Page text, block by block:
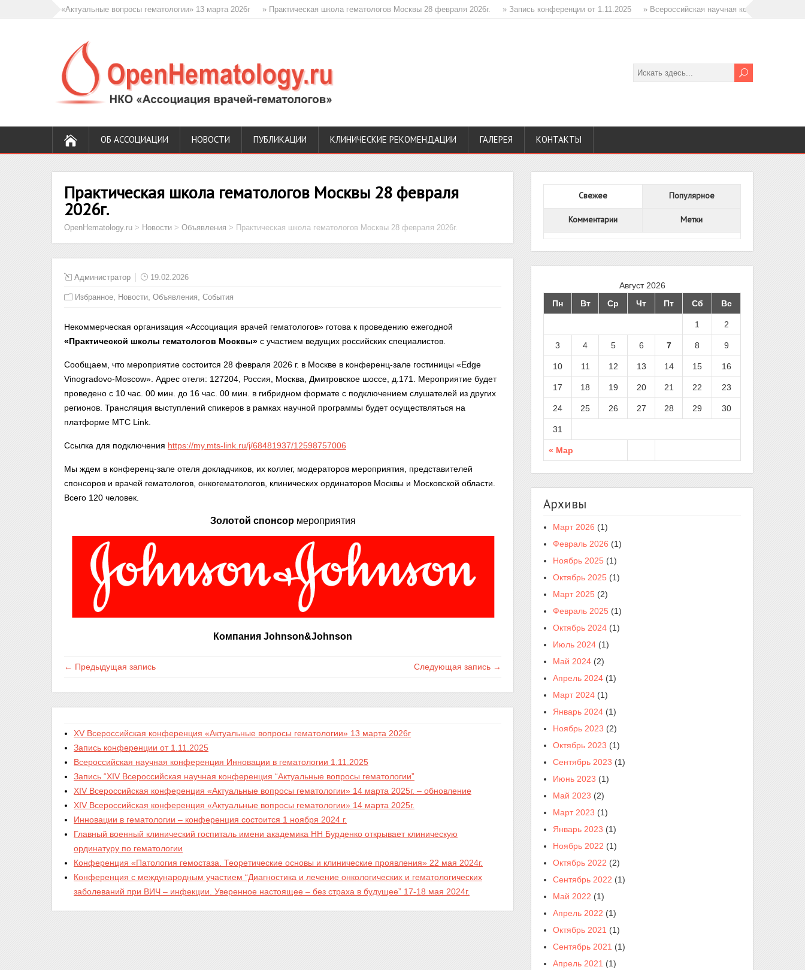
«Актуальные вопросы гематологии» 13 марта 2026г » Практическая школа гематологов Москвы 28 февраля 2026г. » Запись конференции от 1.11.2025 » Всероссийская научная конференция
ОБ АССОЦИАЦИИ НОВОСТИ ПУБЛИКАЦИИ КЛИНИЧЕСКИЕ РЕКОМЕНДАЦИИ ГАЛЕРЕЯ КОНТАКТЫ
Практическая школа гематологов Москвы 28 февраля
2026г.
OpenHematology.ru > Новости > Объявления > Практическая школа гематологов Москвы 28 февраля 2026г.
Администратор 19.02.2026
Избранное Новости Объявления События
Некоммерческая организация «Ассоциация врачей гематологов» готова к проведению ежегодной
«Практической школы гематологов Москвы» с участием ведущих российских специалистов.
Сообщаем, что мероприятие состоится 28 февраля 2026 г. в Москве в конференц-зале гостиницы «Edge
Vinogradovo-Moscow». Адрес отеля: 127204, Россия, Москва, Дмитровское шоссе, д.171. Мероприятие будет
проведено с 10 час. 00 мин. до 16 час. 00 мин. в гибридном формате с подключением слушателей из других
регионов. Трансляция выступлений спикеров в рамках научной программы будет осуществляться на
платформе MТС Link.
Ссылка для подключения https://my.mts-link.ru/j/68481937/12598757006
Мы ждем в конференц-зале отеля докладчиков, их коллег, модераторов мероприятия, представителей
спонсоров и врачей гематологов, онкогематологов, клинических ординаторов Москвы и Московской области.
Всего 120 человек.
Золотой спонсормероприятия
Компания Johnson&Johnson
← Предыдущая запись Следующая запись →
XV Всероссийская конференция «Актуальные вопросы гематологии» 13 марта 2026г
Запись конференции от 1.11.2025
Всероссийская научная конференция Инновации в гематологии 1.11.2025
Запись “XIV Всероссийская научная конференция “Актуальные вопросы гематологии”
XIV Всероссийская конференция «Актуальные вопросы гематологии» 14 марта 2025г. – обновление
XIV Всероссийская конференция «Актуальные вопросы гематологии» 14 марта 2025г.
Инновации в гематологии – конференция состоится 1 ноября 2024 г.
Главный военный клинический госпиталь имени академика НН Бурденко открывает клиническую
ординатуру по гематологии
Конференция «Патология гемостаза. Теоретические основы и клинические проявления» 22 мая 2024г.
Конференция с международным участием “Диагностика и лечение онкологических и гематологических
заболеваний при ВИЧ – инфекции. Уверенное настоящее – без страха в будущее” 17-18 мая 2024г.
Свежее Популярное
Комментарии Метки
Август 2026
Пн
Вт Ср Чт Пт Сб Вс
« Мар
1 2
3 4 5 6 7 8 9
10 11 12 13 14 15 16
17 18 19 20 21 22 23
24 25 26 27 28 29 30
31
Архивы
Март 2026 (1)
Февраль 2026 (1)
Ноябрь 2025 (1)
Октябрь 2025 (1)
Март 2025 (2)
Февраль 2025 (1)
Октябрь 2024 (1)
Июль 2024 (1)
Май 2024 (2)
Апрель 2024 (1)
Март 2024 (1)
Январь 2024 (1)
Ноябрь 2023 (2)
Октябрь 2023 (1)
Сентябрь 2023 (1)
Июнь 2023 (1)
Май 2023 (2)
Март 2023 (1)
Январь 2023 (1)
Ноябрь 2022 (1)
Октябрь 2022 (2)
Сентябрь 2022 (1)
Май 2022 (1)
Апрель 2022 (1)
Октябрь 2021 (1)
Сентябрь 2021 (1)
Апрель 2021 (1)